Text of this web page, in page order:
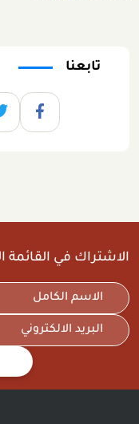
تابعنا
الاشتراك في القائمة